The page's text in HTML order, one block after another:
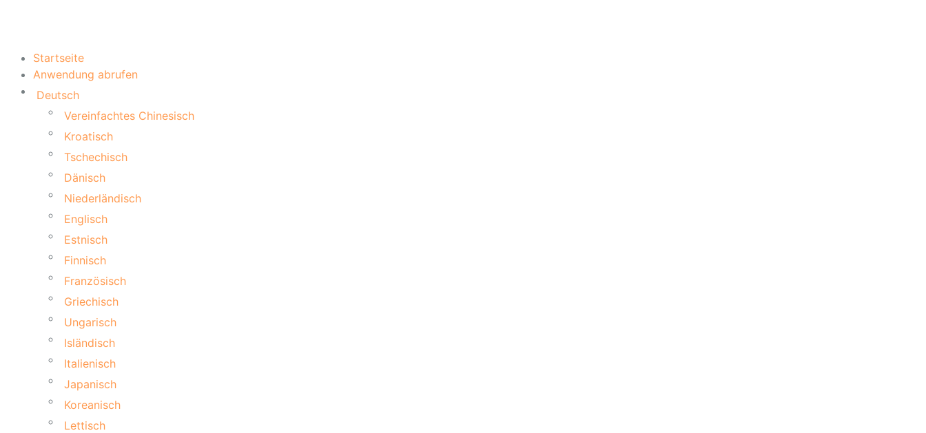
Startseite
Anwendung abrufen
Deutsch
Vereinfachtes Chinesisch
Kroatisch
Tschechisch
Dänisch
Niederländisch
Englisch
Estnisch
Finnisch
Französisch
Griechisch
Ungarisch
Isländisch
Italienisch
Japanisch
Koreanisch
Lettisch